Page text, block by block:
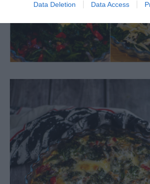
Data Deletion Data Access